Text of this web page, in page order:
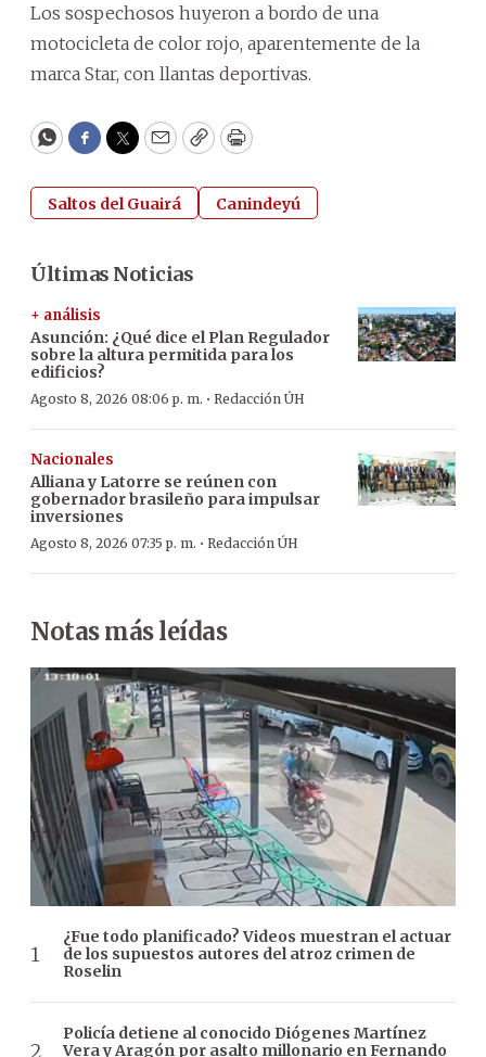
Los sospechosos huyeron a bordo de una
motocicleta de color rojo, aparentemente de la
marca Star, con llantas deportivas.
WhatsApp
Facebook
Twitter
EmailCopyPrint
Saltos del Guairá Canindeyú
Últimas Noticias
+ análisis
Asunción: ¿Qué dice el Plan Regulador
sobre la altura permitida para los
edificios?
Agosto 8, 2026 08:06 p. m. · Redacción ÚH
Nacionales
Alliana y Latorre se reúnen con
gobernador brasileño para impulsar
inversiones
Agosto 8, 2026 07:35 p. m. · Redacción ÚH
Notas más leídas
¿Fue todo planificado? Videos muestran el actuar
de los supuestos autores del atroz crimen de
Roselin
Policía detiene al conocido Diógenes Martínez
Vera y Aragón por asalto millonario en Fernando